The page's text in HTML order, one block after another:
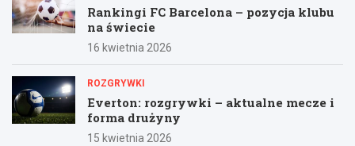
Rankingi FC Barcelona – pozycja klubu
na świecie
16 kwietnia 2026
ROZGRYWKI
Everton: rozgrywki – aktualne mecze i
forma drużyny
15 kwietnia 2026